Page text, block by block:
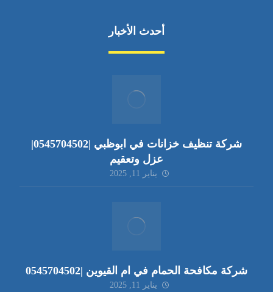
أحدث الأخبار
شركة تنظيف خزانات في ابوظبي |0545704502|
عزل وتعقيم
يناير 11, 2025
شركة مكافحة الحمام في ام القيوين |0545704502
يناير 11, 2025